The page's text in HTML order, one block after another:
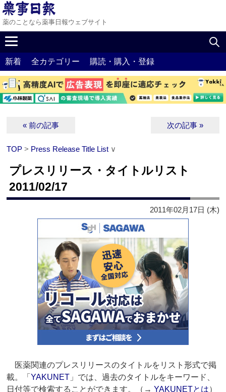
薬のことなら薬事日報ウェブサイト
新着 全カテゴリー 購読・購入・登録
« 前の記事 次の記事 »
TOP > Press Release Title List ∨
プレスリリース・タイトルリスト
2011/02/17
2011年02月17日 (木)
医薬関連のプレスリリースのタイトルをリスト形式で掲
載。「YAKUNET 」では、過去のタイトルをキーワード、
日付等で検索することができます。（→YAKUNETとは）